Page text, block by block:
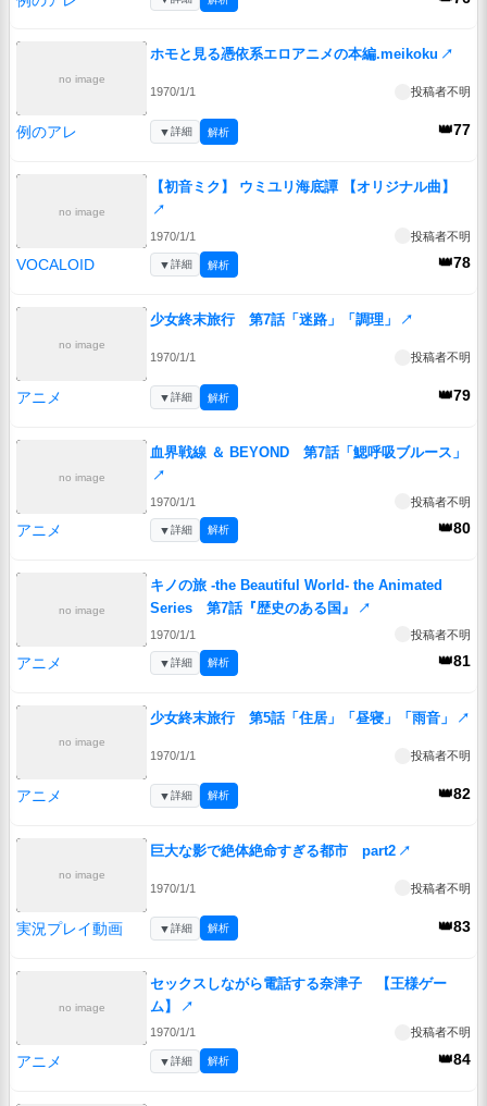
no image
ホモと見る憑依系エロアニメの本編.meikoku ↗
1970/1/1 投稿者不明
例のアレ 👑77
▼詳細 解析
no image
【初音ミク】 ウミユリ海底譚 【オリジナル曲】
↗
1970/1/1 投稿者不明
VOCALOID 👑78
▼詳細 解析
no image
少女終末旅行 第7話「迷路」「調理」 ↗
1970/1/1 投稿者不明
アニメ 👑79
▼詳細 解析
no image
血界戦線 ＆ BEYOND 第7話「鰓呼吸ブルース」
↗
1970/1/1 投稿者不明
アニメ 👑80
▼詳細 解析
no image
キノの旅 -the Beautiful World- the Animated
Series 第7話『歴史のある国』
↗
1970/1/1 投稿者不明
アニメ 👑81
▼詳細 解析
no image
少女終末旅行 第5話「住居」「昼寝」「雨音」 ↗
1970/1/1 投稿者不明
アニメ 👑82
▼詳細 解析
no image
巨大な影で絶体絶命すぎる都市 part2 ↗
1970/1/1 投稿者不明
実況プレイ動画 👑83
▼詳細 解析
no image
セックスしながら電話する奈津子 【王様ゲー
ム】
↗
1970/1/1 投稿者不明
アニメ 👑84
▼詳細 解析